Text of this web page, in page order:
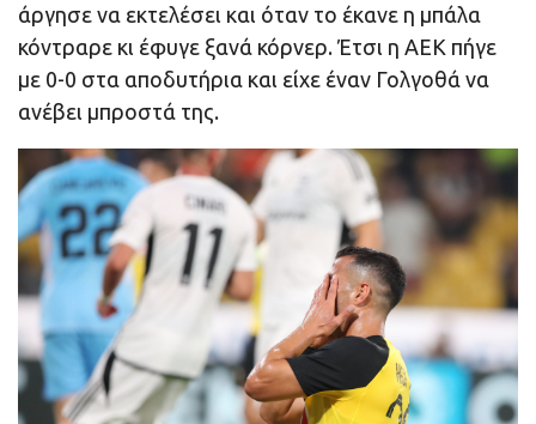
άργησε να εκτελέσει και όταν το έκανε η μπάλα
κόντραρε κι έφυγε ξανά κόρνερ. Έτσι η ΑΕΚ πήγε
με 0-0 στα αποδυτήρια και είχε έναν Γολγοθά να
ανέβει μπροστά της.